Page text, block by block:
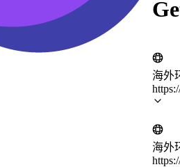
海外
海外